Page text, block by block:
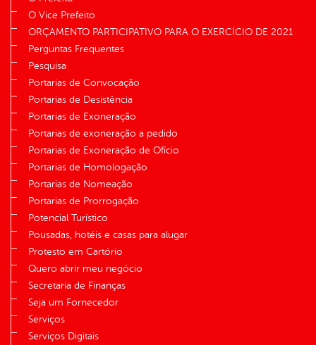
O Vice Prefeito
ORÇAMENTO PARTICIPATIVO PARA O EXERCÍCIO DE 2021
Perguntas Frequentes
Pesquisa
Portarias de Convocação
Portarias de Desistência
Portarias de Exoneração
Portarias de exoneração a pedido
Portarias de Exoneração de Ofício
Portarias de Homologação
Portarias de Nomeação
Portarias de Prorrogação
Potencial Turístico
Pousadas, hotéis e casas para alugar
Protesto em Cartório
Quero abrir meu negócio
Secretaria de Finanças
Seja um Fornecedor
Serviços
Serviços Digitais